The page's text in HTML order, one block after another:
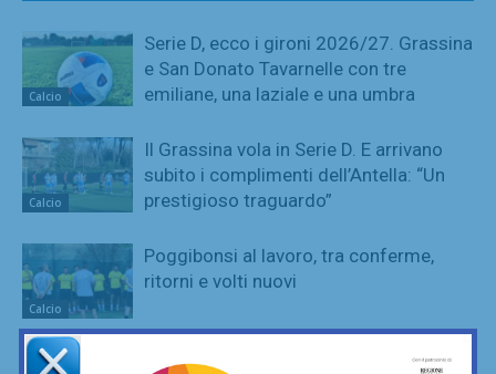
Calcio
Serie D, ecco i gironi 2026/27. Grassina
e San Donato Tavarnelle con tre
emiliane, una laziale e una umbra
Calcio
Il Grassina vola in Serie D. E arrivano
subito i complimenti dell’Antella: “Un
prestigioso traguardo”
Calcio
Poggibonsi al lavoro, tra conferme,
ritorni e volti nuovi
Adesso è proprio ufficiale: il Grassina